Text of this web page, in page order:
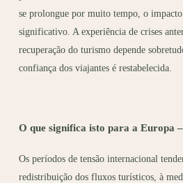
se prolongue por muito tempo, o
significativo. A experiência de crises
recuperação do turismo depende
confiança dos viajantes é restabelecida.
O que significa isto para a Europa
Os períodos de tensão internacional
redistribuição dos fluxos turísticos, à